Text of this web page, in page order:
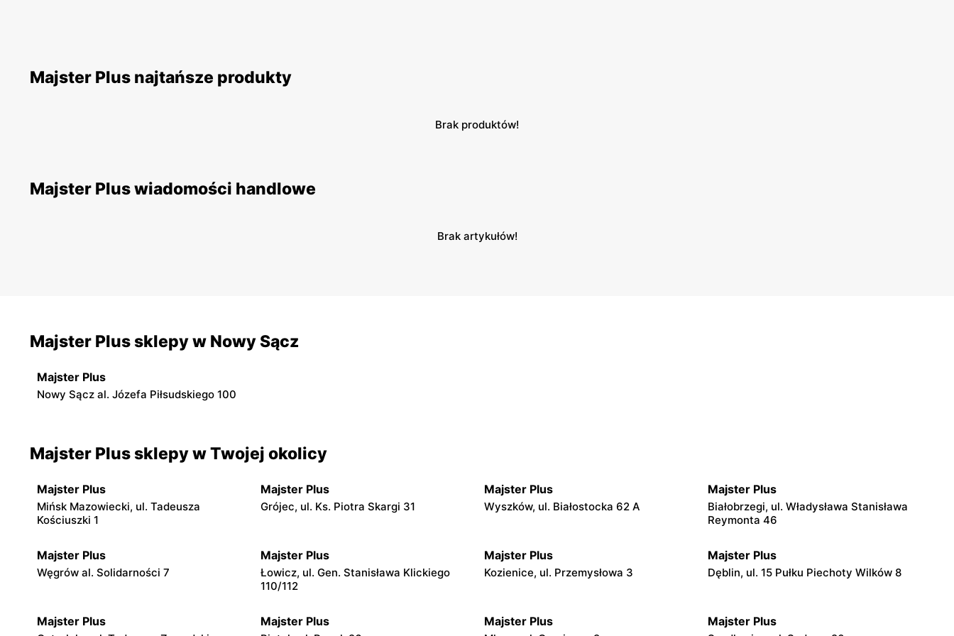
Majster Plus najtańsze produkty
Brak produktów!
Majster Plus wiadomości handlowe
Brak artykułów!
Majster Plus sklepy w Nowy Sącz
Majster Plus
Nowy Sącz al. Józefa Piłsudskiego 100
Majster Plus sklepy w Twojej okolicy
Majster Plus
Mińsk Mazowiecki, ul. Tadeusza
Kościuszki 1
Majster Plus
Grójec, ul. Ks. Piotra Skargi 31
Majster Plus
Wyszków, ul. Białostocka 62 A
Majster Plus
Białobrzegi, ul. Władysława Stanisława
Reymonta 46
Majster Plus
Węgrów al. Solidarności 7
Majster Plus
Łowicz, ul. Gen. Stanisława Klickiego
110/112
Majster Plus
Kozienice, ul. Przemysłowa 3
Majster Plus
Dęblin, ul. 15 Pułku Piechoty Wilków 8
Majster Plus Majster Plus Majster Plus Majster Plus